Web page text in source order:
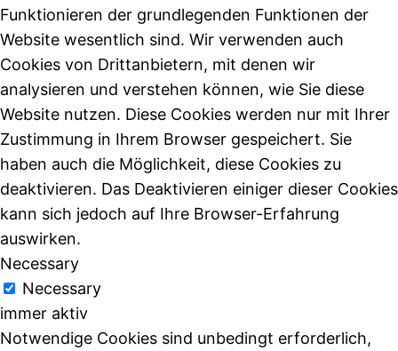
Funktionieren der grundlegenden Funktionen der
Website wesentlich sind. Wir verwenden auch
Cookies von Drittanbietern, mit denen wir
analysieren und verstehen können, wie Sie diese
Website nutzen. Diese Cookies werden nur mit Ihrer
Zustimmung in Ihrem Browser gespeichert. Sie
haben auch die Möglichkeit, diese Cookies zu
deaktivieren. Das Deaktivieren einiger dieser Cookies
kann sich jedoch auf Ihre Browser-Erfahrung
auswirken.
Necessary
Necessary
immer aktiv
Notwendige Cookies sind unbedingt erforderlich,